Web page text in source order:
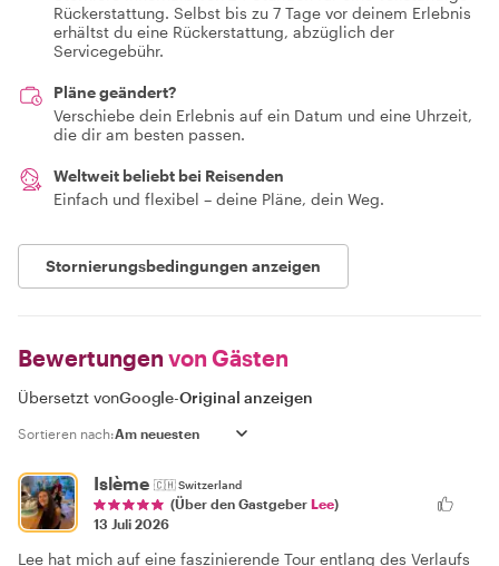
Rückerstattung. Selbst bis zu 7 Tage vor deinem Erlebnis
erhältst du eine Rückerstattung, abzüglich der
Servicegebühr.
Pläne geändert?
Verschiebe dein Erlebnis auf ein Datum und eine Uhrzeit,
die dir am besten passen.
Weltweit beliebt bei Reisenden
Einfach und flexibel – deine Pläne, dein Weg.
Stornierungsbedingungen anzeigen
Bewertungen von Gästen
Übersetzt vonGoogle-Original anzeigen
Sortieren nach:
Islème 🇨🇭Switzerland
(Über den Gastgeber Lee)
13 Juli 2026
Lee hat mich auf eine faszinierende Tour entlang des Verlaufs